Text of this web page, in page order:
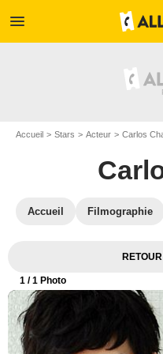
menu
Accueil Stars Acteur Carlos
Accueil Filmographie
1 / 1 Photo